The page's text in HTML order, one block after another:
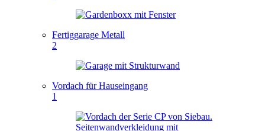
Fertiggarage Metall
2
Vordach für Hauseingang
1